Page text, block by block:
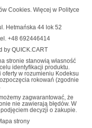
Cookies. Więcej w Polityce
Hetmańska 44 lok 52
+48 692446414
by QUICK.CART
stronie stanowią własność
identyfikacji produktu.
w rozumieniu Kodeksu
rokowań (zgodnie
zagwarantować, że
nie zawierają błędów. W
decyzji o zakupie.
strony